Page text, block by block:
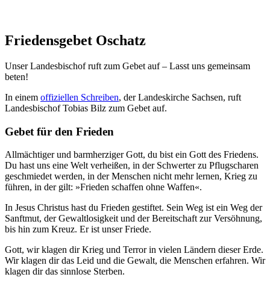
Friedensgebet Oschatz
Unser Landesbischof ruft zum Gebet auf – Lasst uns gemeinsam
beten!
In einem offiziellen Schreiben, der Landeskirche Sachsen, ruft
Landesbischof Tobias Bilz zum Gebet auf.
Gebet für den Frieden
Allmächtiger und barmherziger Gott, du bist ein Gott des Friedens.
Du hast uns eine Welt verheißen, in der Schwerter zu Pflugscharen
geschmiedet werden, in der Menschen nicht mehr lernen, Krieg zu
führen, in der gilt: »Frieden schaffen ohne Waffen«.
In Jesus Christus hast du Frieden gestiftet. Sein Weg ist ein Weg der
Sanftmut, der Gewaltlosigkeit und der Bereitschaft zur Versöhnung,
bis hin zum Kreuz. Er ist unser Friede.
Gott, wir klagen dir Krieg und Terror in vielen Ländern dieser Erde.
Wir klagen dir das Leid und die Gewalt, die Menschen erfahren. Wir
klagen dir das sinnlose Sterben.